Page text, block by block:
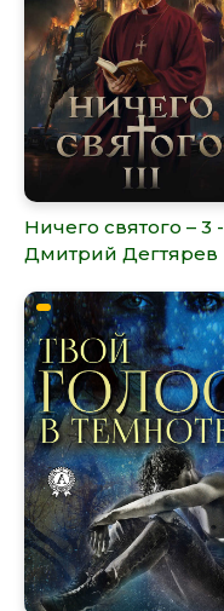
Ничего святого – 3 -
Дмитрий Дегтярев